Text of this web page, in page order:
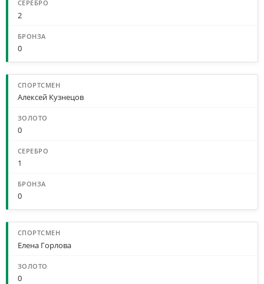
2
0
Алексей Кузнецов
0
1
0
Елена Горлова
0